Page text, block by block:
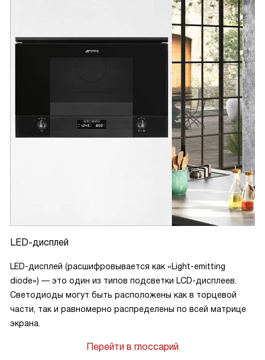
LED-дисплей
LED-дисплей (расшифровывается как «Light-emitting
diode») — это один из типов подсветки LCD-дисплеев.
Светодиоды могут быть расположены как в торцевой
части, так и равномерно распределены по всей матрице
экрана.
Перейти в глоссарий